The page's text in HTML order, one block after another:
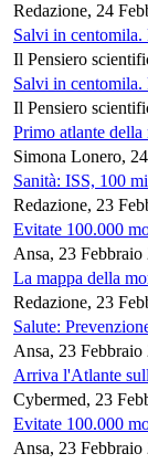
Redazione, 24
Salvi in centomila.
Il Pensiero
Salvi in centomila.
Il Pensiero
Primo atlante
Simona Lonero,
Sanità: ISS, 100
Redazione, 23
Evitate 100.000
Ansa, 23 Febbraio
La mappa della
Redazione, 23
Salute:
Ansa, 23 Febbraio
Arriva l'Atlante
Cybermed, 23
Evitate 100.000
Ansa, 23 Febbraio